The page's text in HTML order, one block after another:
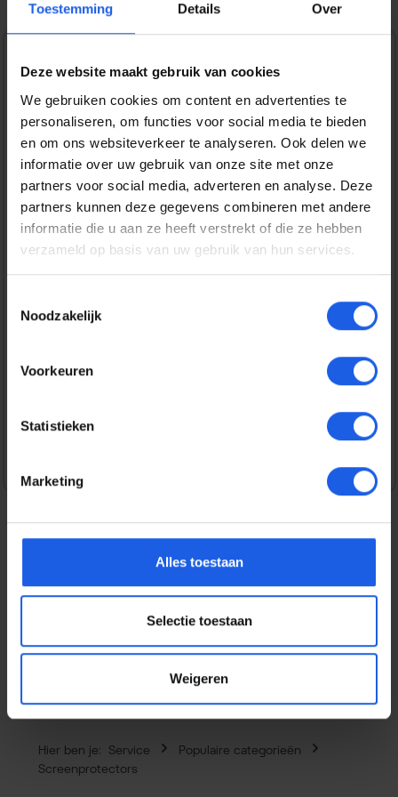
Toestemming Details Over
Deze website maakt gebruik van cookies
We gebruiken cookies om content en advertenties te
personaliseren, om functies voor social media te bieden
en om ons websiteverkeer te analyseren. Ook delen we
informatie over uw gebruik van onze site met onze
partners voor social media, adverteren en analyse. Deze
partners kunnen deze gegevens combineren met andere
informatie die u aan ze heeft verstrekt of die ze hebben
verzameld op basis van uw gebruik van hun services.
Noodzakelijk
Voorkeuren
Statistieken
Marketing
Alles toestaan
Selectie toestaan
Weigeren
1-2-3 deal
Normale prijs:
€ 14,99
Prijzen incl. BTW en excl. verzendkosten
Bestel nu
Productnummer:
SOSPICP00001
EAN:
8720574993851
SoSkild
Veilig en snel betalen
Ultimate Protection, zonder het design van je iPhone 17
Pro te verstoren. Deze SoSkild Premium Full Island
Hier ben je: Service
Populaire categorieën
Screenprotectors